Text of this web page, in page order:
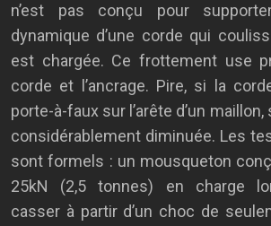
n’est pas conçu pour
dynamique d’une corde qui
est chargée. Ce frottement use
corde et l’ancrage. Pire, si la
porte-à-faux sur l’arête d’un
considérablement diminuée. Les
sont formels : un mousqueton
25kN (2,5 tonnes) en charge
casser à partir d’un choc de